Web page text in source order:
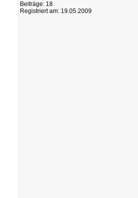
Beiträge: 18
Registriert am: 19.05.2009